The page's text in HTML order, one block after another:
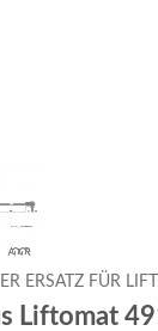
ERSATZ FÜR
Liftomat